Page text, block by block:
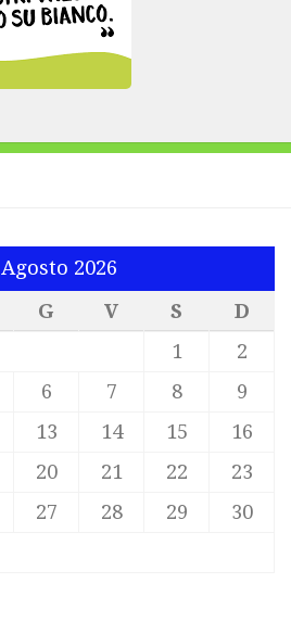
Agosto 2026
G V S
D
1
2
6 7 8
9
13 14 15
16
20 21 22
23
27 28 29
30